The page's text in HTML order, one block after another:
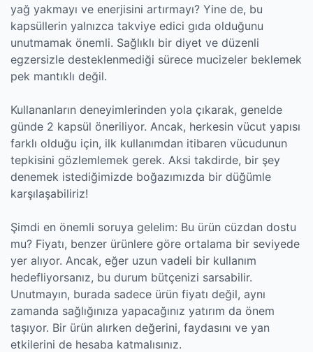
yağ yakmayı ve enerjisini artırmayı? Yine de, bu
kapsüllerin yalnızca takviye edici gıda olduğunu
unutmamak önemli. Sağlıklı bir diyet ve düzenli
egzersizle desteklenmediği sürece mucizeler beklemek
pek mantıklı değil.
Kullananların deneyimlerinden yola çıkarak, genelde
günde 2 kapsül öneriliyor. Ancak, herkesin vücut yapısı
farklı olduğu için, ilk kullanımdan itibaren vücudunun
tepkisini gözlemlemek gerek. Aksi takdirde, bir şey
denemek istediğimizde boğazımızda bir düğümle
karşılaşabiliriz!
Şimdi en önemli soruya gelelim: Bu ürün cüzdan dostu
mu? Fiyatı, benzer ürünlere göre ortalama bir seviyede
yer alıyor. Ancak, eğer uzun vadeli bir kullanım
hedefliyorsanız, bu durum bütçenizi sarsabilir.
Unutmayın, burada sadece ürün fiyatı değil, aynı
zamanda sağlığınıza yapacağınız yatırım da önem
taşıyor. Bir ürün alırken değerini, faydasını ve yan
etkilerini de hesaba katmalısınız.